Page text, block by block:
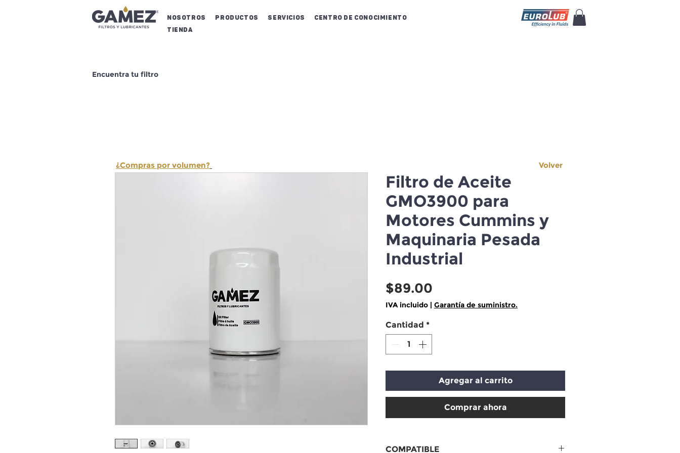
NOSOTROS Productos Servicios
Centro de conocimiento
Tienda
Encuentra tu filtro
Volver
Filtro de Aceite
GMO3900 para
Motores Cummins y
Maquinaria Pesada
Industrial
$89.00
IVA incluido | Garantía de suministro.
Cantidad *
Agregar al carrito
Comprar ahora
COMPATIBLE
¿Compras por volumen?